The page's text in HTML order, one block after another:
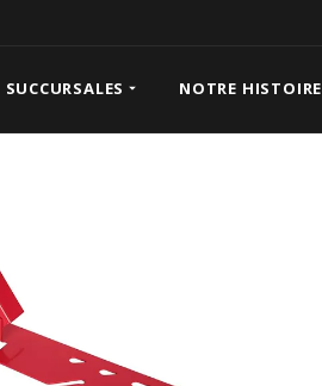
NOTRE HISTOIRE